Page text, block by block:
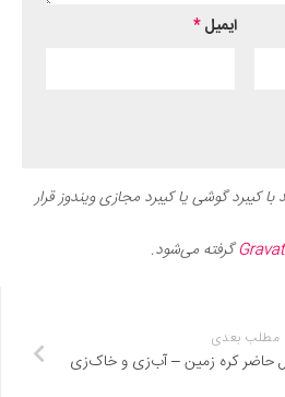
ایمیل*
کیبرد گوشی یا کیبرد مجازی ویندوز قرار
گرفته می‌شود.
مطلب بعدی
حاضر کره زمین – آب‌زی و خاک‌زی